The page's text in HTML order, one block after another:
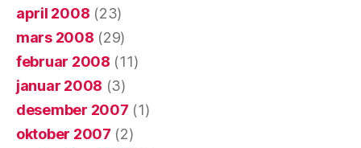
april 2008 (23)
mars 2008 (29)
februar 2008 (11)
januar 2008 (3)
desember 2007 (1)
oktober 2007 (2)